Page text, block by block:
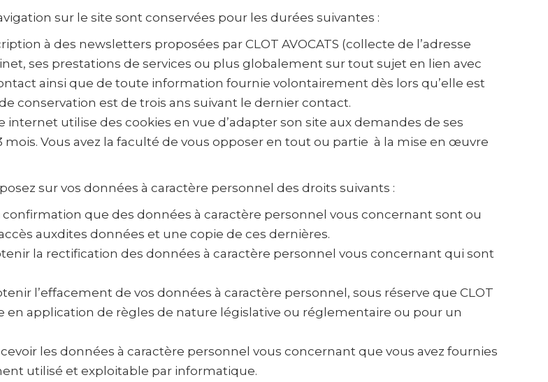
sur le site sont conservées pour les durées suivantes :
à des newsletters proposées par CLOT AVOCATS (collecte de l’adresse
ses prestations de services ou plus globalement sur tout sujet en lien avec
ainsi que de toute information fournie volontairement dès lors qu’elle est
conservation est de trois ans suivant le dernier contact.
internet utilise des cookies en vue d’adapter son site aux demandes de ses
Vous avez la faculté de vous opposer en tout ou partie à la mise en œuvre
sur vos données à caractère personnel des droits suivants :
que des données à caractère personnel vous concernant sont ou
auxdites données et une copie de ces dernières.
la rectification des données à caractère personnel vous concernant qui sont
l’effacement de vos données à caractère personnel, sous réserve que CLOT
en application de règles de nature législative ou réglementaire ou pour un
les données à caractère personnel vous concernant que vous avez fournies
utilisé et exploitable par informatique.